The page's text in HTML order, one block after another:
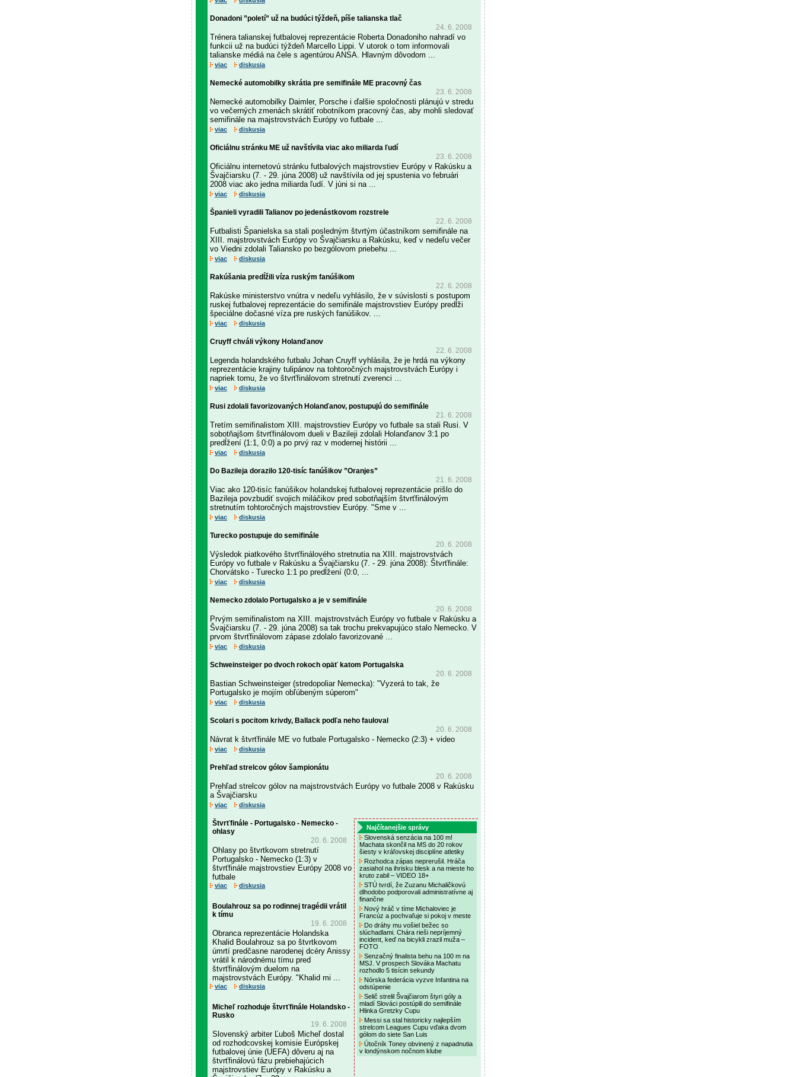
Donadoni ”poletí” už na budúci týždeň, píše talianska tlač
24. 6. 2008
Trénera talianskej futbalovej reprezentácie Roberta Donadoniho nahradí vo
funkcii už na budúci týždeň Marcello Lippi. V utorok o tom informovali
talianske médiá na čele s agentúrou ANSA. Hlavným dôvodom ...
viac diskusia
Nemecké automobilky skrátia pre semifinále ME pracovný čas
23. 6. 2008
Nemecké automobilky Daimler, Porsche i ďalšie spoločnosti plánujú v stredu
vo večerných zmenách skrátiť robotníkom pracovný čas, aby mohli sledovať
semifinále na majstrovstvách Európy vo futbale ...
viac diskusia
Oficiálnu stránku ME už navštívila viac ako miliarda ľudí
23. 6. 2008
Oficiálnu internetovú stránku futbalových majstrovstiev Európy v Rakúsku a
Švajčiarsku (7. - 29. júna 2008) už navštívila od jej spustenia vo februári
2008 viac ako jedna miliarda ľudí. V júni si na ...
viac diskusia
Španieli vyradili Talianov po jedenástkovom rozstrele
22. 6. 2008
Futbalisti Španielska sa stali posledným štvrtým účastníkom semifinále na
XIII. majstrovstvách Európy vo Švajčiarsku a Rakúsku, keď v nedeľu večer
vo Viedni zdolali Taliansko po bezgólovom priebehu ...
viac diskusia
Rakúšania predĺžili víza ruským fanúšikom
22. 6. 2008
Rakúske ministerstvo vnútra v nedeľu vyhlásilo, že v súvislosti s postupom
ruskej futbalovej reprezentácie do semifinále majstrovstiev Európy predĺži
špeciálne dočasné víza pre ruských fanúšikov. ...
viac diskusia
Cruyff chváli výkony Holanďanov
22. 6. 2008
Legenda holandského futbalu Johan Cruyff vyhlásila, že je hrdá na výkony
reprezentácie krajiny tulipánov na tohtoročných majstrovstvách Európy i
napriek tomu, že vo štvrťfinálovom stretnutí zverenci ...
viac diskusia
Rusi zdolali favorizovaných Holanďanov, postupujú do semifinále
21. 6. 2008
Tretím semifinalistom XIII. majstrovstiev Európy vo futbale sa stali Rusi. V
sobotňajšom štvrťfinálovom dueli v Bazileji zdolali Holanďanov 3:1 po
predĺžení (1:1, 0:0) a po prvý raz v modernej histórii ...
viac diskusia
Do Bazileja dorazilo 120-tisíc fanúšikov ”Oranjes”
21. 6. 2008
Viac ako 120-tisíc fanúšikov holandskej futbalovej reprezentácie prišlo do
Bazileja povzbudiť svojich miláčikov pred sobotňajším štvrťfinálovým
stretnutím tohtoročných majstrovstiev Európy. "Sme v ...
viac diskusia
Turecko postupuje do semifinále
20. 6. 2008
Výsledok piatkového štvrťfinálového stretnutia na XIII. majstrovstvách
Európy vo futbale v Rakúsku a Švajčiarsku (7. - 29. júna 2008): Štvrťfinále:
Chorvátsko - Turecko 1:1 po predĺžení (0:0, ...
viac diskusia
Nemecko zdolalo Portugalsko a je v semifinále
20. 6. 2008
Prvým semifinalistom na XIII. majstrovstvách Európy vo futbale v Rakúsku a
Švajčiarsku (7. - 29. júna 2008) sa tak trochu prekvapujúco stalo Nemecko. V
prvom štvrťfinálovom zápase zdolalo favorizované ...
viac diskusia
Schweinsteiger po dvoch rokoch opäť katom Portugalska
20. 6. 2008
Bastian Schweinsteiger (stredopoliar Nemecka): "Vyzerá to tak, že
Portugalsko je mojím obľúbeným súperom"
viac diskusia
Scolari s pocitom krivdy, Ballack podľa neho fauloval
20. 6. 2008
Návrat k štvrťfinále ME vo futbale Portugalsko - Nemecko (2:3) + video
viac diskusia
Prehľad strelcov gólov šampionátu
20. 6. 2008
Prehľad strelcov gólov na majstrovstvách Európy vo futbale 2008 v Rakúsku
a Švajčiarsku
viac diskusia
Štvrťfinále - Portugalsko - Nemecko -
ohlasy
20. 6. 2008
Ohlasy po štvrtkovom stretnutí
Portugalsko - Nemecko (1:3) v
štvrťfinále majstrovstiev Európy 2008 vo
futbale
viac diskusia
Boulahrouz sa po rodinnej tragédii vrátil
k tímu
19. 6. 2008
Obranca reprezentácie Holandska
Khalid Boulahrouz sa po štvrtkovom
úmrtí predčasne narodenej dcéry Anissy
vrátil k národnému tímu pred
štvrťfinálovým duelom na
majstrovstvách Európy. "Khalid mi ...
viac diskusia
Micheľ rozhoduje štvrťfinále Holandsko -
Rusko
19. 6. 2008
Slovenský arbiter Ľuboš Micheľ dostal
od rozhodcovskej komisie Európskej
futbalovej únie (UEFA) dôveru aj na
štvrťfinálovú fázu prebiehajúcich
majstrovstiev Európy v Rakúsku a
Najčítanejšie správy
Slovenská senzácia na 100 m!
Machata skončil na MS do 20 rokov
šiesty v kráľovskej disciplíne atletiky
Rozhodca zápas neprerušil. Hráča
zasiahol na ihrisku blesk a na mieste ho
kruto zabil – VIDEO 18+
STÚ tvrdí, že Zuzanu Michaličkovú
dlhodobo podporovali administratívne aj
finančne
Nový hráč v tíme Michaloviec je
Francúz a pochvaľuje si pokoj v meste
Do dráhy mu vošiel bežec so
slúchadlami. Chára rieši nepríjemný
incident, keď na bicykli zrazil muža –
FOTO
Senzačný finalista behu na 100 m na
MSJ. V prospech Slováka Machatu
rozhodlo 5 tisícin sekundy
Nórska federácia vyzve Infantina na
odstúpenie
Selič strelil Švajčiarom štyri góly a
mladí Slováci postúpili do semifinále
Hlinka Gretzky Cupu
Messi sa stal historicky najlepším
strelcom Leagues Cupu vďaka dvom
gólom do siete San Luis
Útočník Toney obvinený z napadnutia
v londýnskom nočnom klube